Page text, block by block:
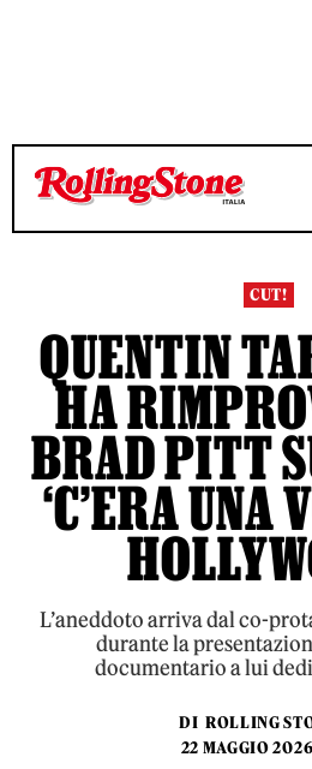
TEMPO DI LETTURA 3 MINUTI
TEMPO DI LETTURA 3 MINUTI
CUT!
QUENTIN
HA
BRAD PITT
‘C’ERA UNA
L’aneddoto arriva dal co-
durante la
documentario a lui
DI ROLLING
22 MAGGIO